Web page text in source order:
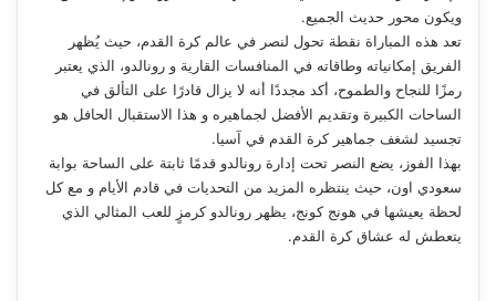
ويكون محور حديث الجميع.
تعد هذه المباراة نقطة تحول لنصر في عالم كرة القدم، حيث يُظهر
الفريق إمكانياته وطاقاته في المنافسات القارية و رونالدو، الذي يعتبر
رمزًا للنجاح والطموح، أكد مجددًا أنه لا يزال قادرًا على التألق في
الساحات الكبيرة وتقديم الأفضل لجماهيره و هذا الاستقبال الحافل هو
تجسيد لشغف جماهير كرة القدم في آسيا.
بهذا الفوز، يضع النصر تحت إدارة رونالدو قدمًا ثابتة على الساحة بوابة
سعودي اون، حيث ينتظره المزيد من التحديات في قادم الأيام و مع كل
لحظة يعيشها في هونج كونج، يظهر رونالدو كرمزٍ للعب المثالي الذي
يتعطش له عشاق كرة القدم.